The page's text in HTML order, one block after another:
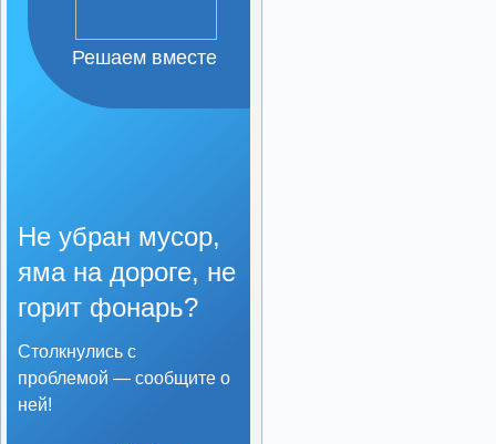
образовательной
организации
Образовательные
стандарты и требования
Решаем вместе
Не убран мусор,
яма на дороге, не
горит фонарь?
Столкнулись с
проблемой — сообщите о
ней!